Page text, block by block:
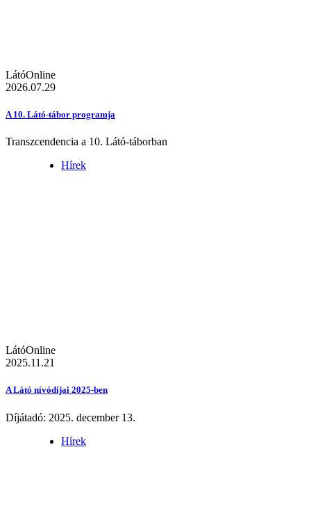
LátóOnline
2026.07.29
A 10. Látó-tábor programja
Transzcendencia a 10. Látó-táborban
Hírek
LátóOnline
2025.11.21
A Látó nívódíjai 2025-ben
Díjátadó: 2025. december 13.
Hírek